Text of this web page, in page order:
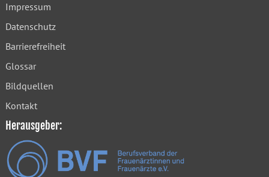
Impressum
Datenschutz
Barrierefreiheit
Glossar
Bildquellen
Kontakt
Herausgeber: